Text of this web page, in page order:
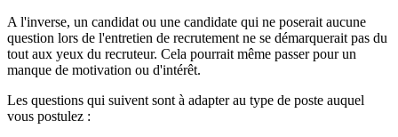
A l'inverse, un candidat ou une candidate qui ne poserait aucune
question lors de l'entretien de recrutement ne se démarquerait pas du
tout aux yeux du recruteur. Cela pourrait même passer pour un
manque de motivation ou d'intérêt.
Les questions qui suivent sont à adapter au type de poste auquel
vous postulez :